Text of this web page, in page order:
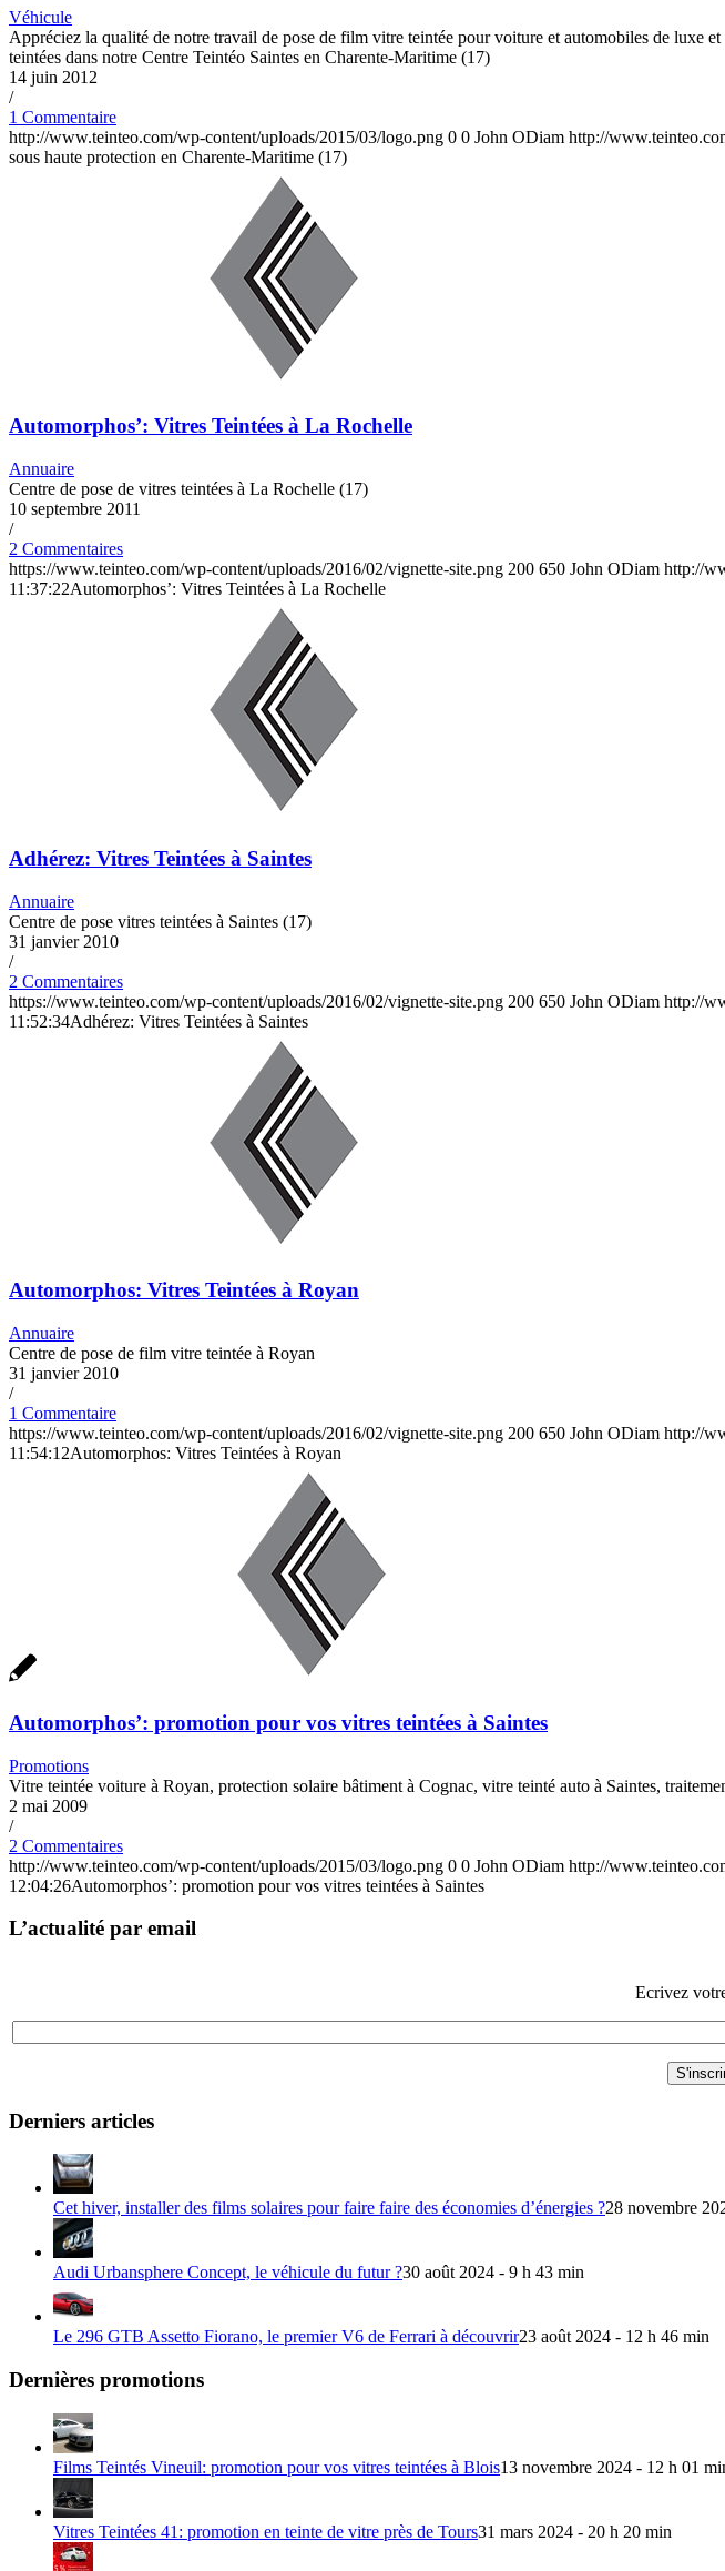
Véhicule
Appréciez la qualité de notre travail de pose de film vitre teintée pour voiture et automobiles de luxe
teintées dans notre Centre Teintéo Saintes en Charente-Maritime (17)
14 juin 2012
/
1 Commentaire
http://www.teinteo.com/wp-content/uploads/2015/03/logo.png 0 0 John ODiam http://
sous haute protection en Charente-Maritime (17)
Automorphos’: Vitres Teintées à La Rochelle
Annuaire
Centre de pose de vitres teintées à La Rochelle (17)
10 septembre 2011
/
2 Commentaires
https://www.teinteo.com/wp-content/uploads/2016/02/vignette-site.png 200 650 John ODiam http://
11:37:22Automorphos’: Vitres Teintées à La Rochelle
Adhérez: Vitres Teintées à Saintes
Annuaire
Centre de pose vitres teintées à Saintes (17)
31 janvier 2010
/
2 Commentaires
https://www.teinteo.com/wp-content/uploads/2016/02/vignette-site.png 200 650 John ODiam http://
11:52:34Adhérez: Vitres Teintées à Saintes
Automorphos: Vitres Teintées à Royan
Annuaire
Centre de pose de film vitre teintée à Royan
31 janvier 2010
/
1 Commentaire
https://www.teinteo.com/wp-content/uploads/2016/02/vignette-site.png 200 650 John ODiam http://
11:54:12Automorphos: Vitres Teintées à Royan
Automorphos’: promotion pour vos vitres teintées à Saintes
Promotions
Vitre teintée voiture à Royan, protection solaire bâtiment à Cognac, vitre teinté auto à Saintes,
2 mai 2009
/
2 Commentaires
http://www.teinteo.com/wp-content/uploads/2015/03/logo.png 0 0 John ODiam http://
12:04:26Automorphos’: promotion pour vos vitres teintées à Saintes
L’actualité par email
Ecrivez
Derniers articles
Cet hiver, installer des films solaires pour faire faire des économies d’énergies ?28 novembre
Audi Urbansphere Concept, le véhicule du futur ?30 août 2024 - 9 h 43 min
Le 296 GTB Assetto Fiorano, le premier V6 de Ferrari à découvrir23 août 2024 - 12 h 46 min
Dernières promotions
Films Teintés Vineuil: promotion pour vos vitres teintées à Blois13 novembre 2024 - 12 h 01
Vitres Teintées 41: promotion en teinte de vitre près de Tours31 mars 2024 - 20 h 20 min